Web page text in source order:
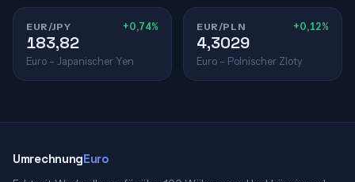
EUR/JPY +0,74%
183,82
Euro – Japanischer Yen
EUR/PLN +0,12%
4,3029
Euro – Polnischer Zloty
UmrechnungEuro